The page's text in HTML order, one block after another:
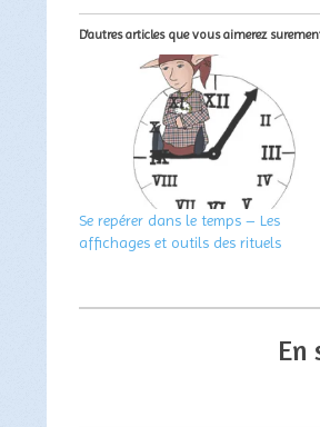
D'autres articles que vous aimerez
Se repérer dans le temps – Les
affichages et outils des rituels
En